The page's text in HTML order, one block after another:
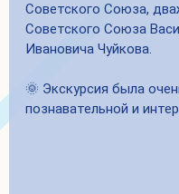
Советского Союза,
Советского Союза
Ивановича Чуйкова.
🌞 Экскурсия была
познавательной и